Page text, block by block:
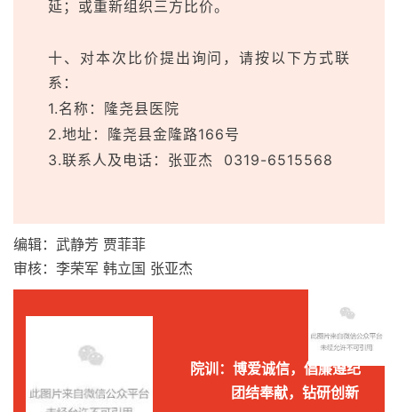
延；或重新组织三方比价。
十、对本次比价提出询问，请按以下方式联
系：
1.名称：隆尧县医院
2.地址：隆尧县金隆路166号
3.联系人及电话：张亚杰 0319-6515568
编辑：武静芳 贾菲菲
审核：李荣军 韩立国 张亚杰
院训：博爱诚信，倡廉遵纪
团结奉献，钻研创新